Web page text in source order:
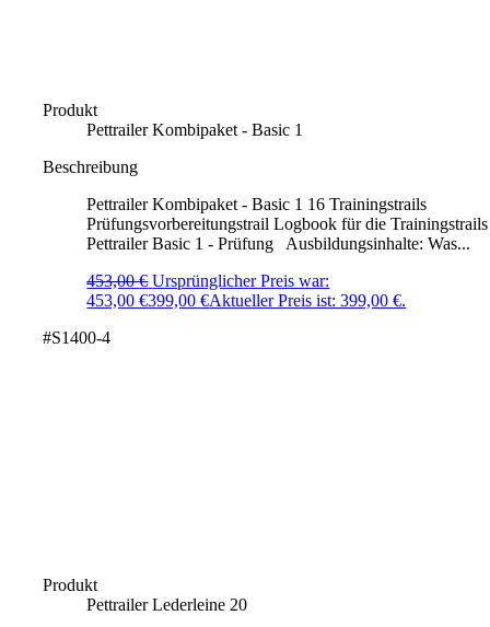
Produkt
Pettrailer Kombipaket - Basic 1
Beschreibung
Pettrailer Kombipaket - Basic 1 16 Trainingstrails
Prüfungsvorbereitungstrail Logbook für die Trainingstrails
Pettrailer Basic 1 - Prüfung Ausbildungsinhalte: Was...
453,00€ Ursprünglicher Preis war:
453,00 €399,00€Aktueller Preis ist: 399,00 €.
#S1400-4
Produkt
Pettrailer Lederleine 20